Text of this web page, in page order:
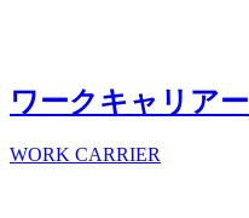
ワークキャリアー
WORK CARRIER